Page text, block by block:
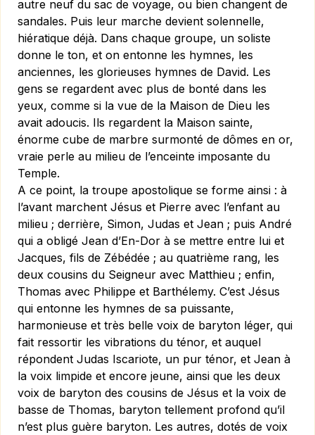
autre neuf du sac de voyage, ou bien changent de
sandales. Puis leur marche devient solennelle,
hiératique déjà. Dans chaque groupe, un soliste
donne le ton, et on entonne les hymnes, les
anciennes, les glorieuses hymnes de David. Les
gens se regardent avec plus de bonté dans les
yeux, comme si la vue de la Maison de Dieu les
avait adoucis. Ils regardent la Maison sainte,
énorme cube de marbre surmonté de dômes en or,
vraie perle au milieu de l’enceinte imposante du
Temple.
A ce point, la troupe apostolique se forme ainsi : à
l’avant marchent Jésus et Pierre avec l’enfant au
milieu ; derrière, Simon, Judas et Jean ; puis André
qui a obligé Jean d’En-Dor à se mettre entre lui et
Jacques, fils de Zébédée ; au quatrième rang, les
deux cousins du Seigneur avec Matthieu ; enfin,
Thomas avec Philippe et Barthélemy. C’est Jésus
qui entonne les hymnes de sa puissante,
harmonieuse et très belle voix de baryton léger, qui
fait ressortir les vibrations du ténor, et auquel
répondent Judas Iscariote, un pur ténor, et Jean à
la voix limpide et encore jeune, ainsi que les deux
voix de baryton des cousins de Jésus et la voix de
basse de Thomas, baryton tellement profond qu’il
n’est plus guère baryton. Les autres, dotés de voix